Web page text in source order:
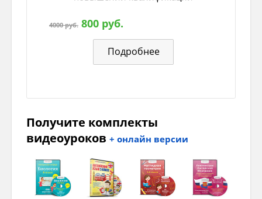
подошвы, рожка, ножа, клина, летка, упора,
носка и пятки.
рожок
нож
4000 руб. 800 руб.
Подробнее
Получите комплекты
видеоуроков + онлайн версии